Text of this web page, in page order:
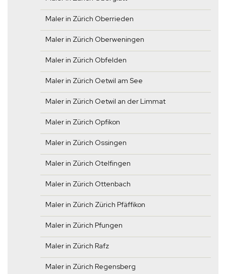
Maler in Zürich Oberrieden
Maler in Zürich Oberweningen
Maler in Zürich Obfelden
Maler in Zürich Oetwil am See
Maler in Zürich Oetwil an der Limmat
Maler in Zürich Opfikon
Maler in Zürich Ossingen
Maler in Zürich Otelfingen
Maler in Zürich Ottenbach
Maler in Zürich Zürich Pfäffikon
Maler in Zürich Pfungen
Maler in Zürich Rafz
Maler in Zürich Regensberg